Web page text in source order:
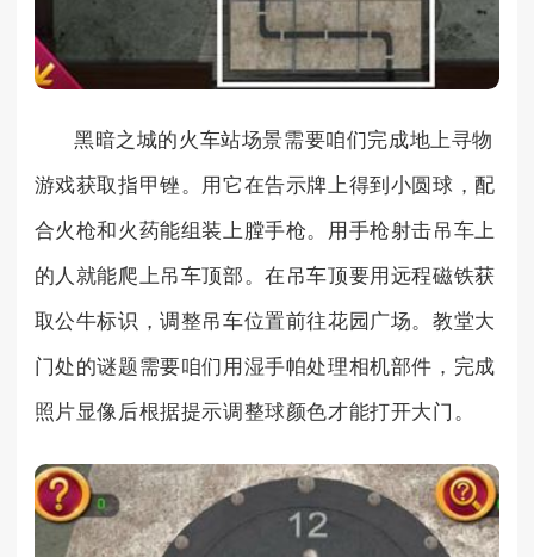
黑暗之城的火车站场景需要咱们完成地上寻物
游戏获取指甲锉。用它在告示牌上得到小圆球，配
合火枪和火药能组装上膛手枪。用手枪射击吊车上
的人就能爬上吊车顶部。在吊车顶要用远程磁铁获
取公牛标识，调整吊车位置前往花园广场。教堂大
门处的谜题需要咱们用湿手帕处理相机部件，完成
照片显像后根据提示调整球颜色才能打开大门。